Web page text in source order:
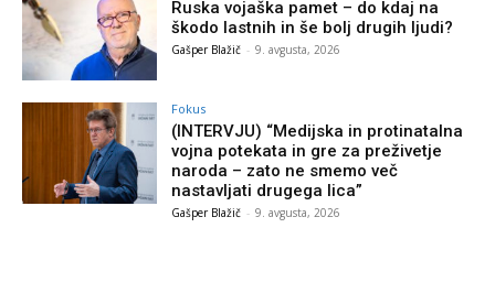
Ruska vojaška pamet – do kdaj na
škodo lastnih in še bolj drugih ljudi?
Gašper Blažič - 9. avgusta, 2026
Fokus
(INTERVJU) “Medijska in protinatalna
vojna potekata in gre za preživetje
naroda – zato ne smemo več
nastavljati drugega lica”
Gašper Blažič - 9. avgusta, 2026